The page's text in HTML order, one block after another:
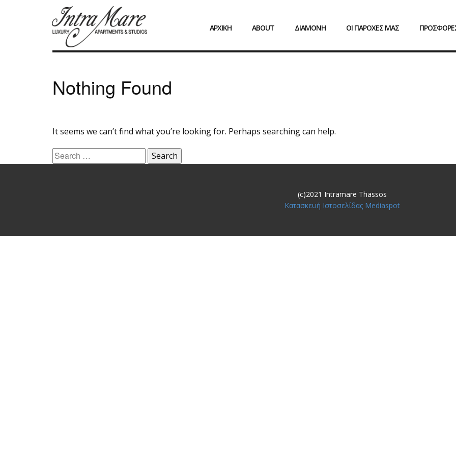
ΑΡΧΙΚΗ ABOUT ΔΙΑΜΟΝΗ ΟΙ ΠΑΡΟΧΕΣ ΜΑΣ
Nothing Found
It seems we can’t find what you’re looking for. Perhaps searching can help.
Search
for:
(c)2021 Intramare Thassos
Κατασκευή Ιστοσελίδας Mediaspot